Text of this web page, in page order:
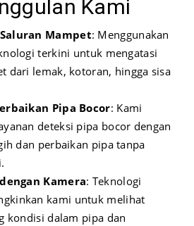
Kami
Mampet: Menggunakan
terkini untuk mengatasi
dari lemak, kotoran, hingga sisa
Pipa Bocor: Kami
deteksi pipa bocor dengan
dan perbaikan pipa tanpa
Kamera: Teknologi
kami untuk melihat
kondisi dalam pipa dan